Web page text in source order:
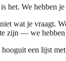
het. We hebben
wat je vraagt.
zijn — we
een lijst